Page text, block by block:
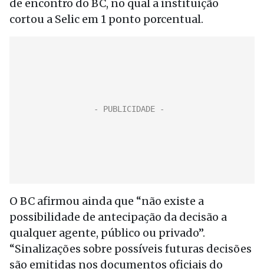
de encontro do BC, no qual a instituição
cortou a Selic em 1 ponto porcentual.
O BC afirmou ainda que “não existe a
possibilidade de antecipação da decisão a
qualquer agente, público ou privado”.
“Sinalizações sobre possíveis futuras decisões
são emitidas nos documentos oficiais do